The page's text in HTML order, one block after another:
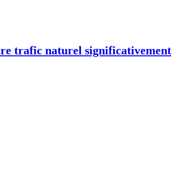
trafic naturel significativement